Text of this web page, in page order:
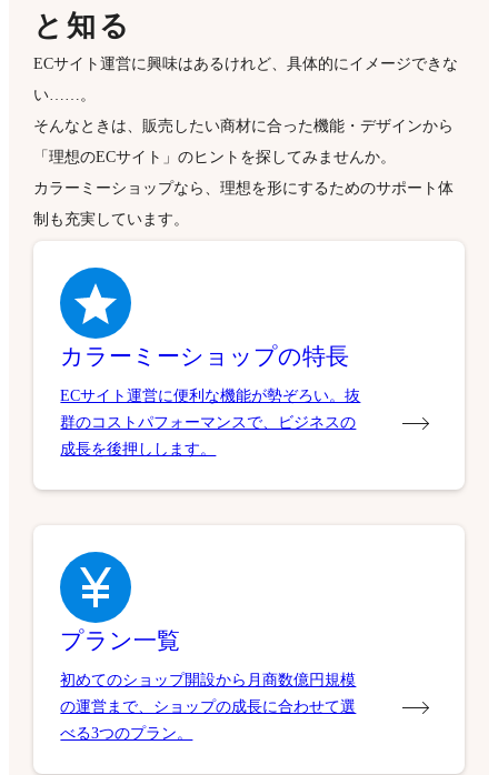
と知る
ECサイト運営に興味はあるけれど、具体的にイメージできな
い……。
そんなときは、販売したい商材に合った機能・デザインから
「理想のECサイト」のヒントを探してみませんか。
カラーミーショップなら、理想を形にするためのサポート体
制も充実しています。
カラーミーショップの特長
ECサイト運営に便利な機能が勢ぞろい。抜
群のコストパフォーマンスで、ビジネスの
成長を後押しします。
プラン一覧
初めてのショップ開設から月商数億円規模
の運営まで、ショップの成長に合わせて選
べる3つのプラン。